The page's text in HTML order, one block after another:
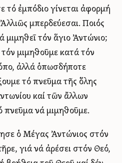
τό ἐμπόδιο γίνεται ἀφορμή
μπερδεύεσαι. Ποιός
μιμηθεῖ τόν ἅγιο Ἀντώνιο;
μιμηθοῦμε κατά τόν
ἀλλά ὁπωσδήποτε
τό πνεῦμα τῆς ὅλης
καί τῶν ἄλλων
πνεῦμα νά μιμηθοῦμε.
ὁ Μέγας Ἀντώνιος στόν
γιά νά ἀρέσει στόν Θεό,